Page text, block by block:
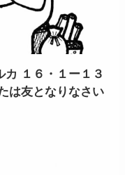
１６・１ー１３
は友となりなさい